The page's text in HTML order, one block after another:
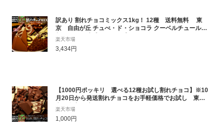
訳あり 割れチョコミックス1kg！ 12種 送料無料 東
京 自由が丘 チュべ・ド・ショコラ クーベルチュール
割れチョコ 山盛り メガ盛り お徳用サイズ チョコレ
ート
楽天市場
3,434円
【1000円ポッキリ 選べる12種お試し割れチョコ】※10
月20日から発送割れチョコをお手軽価格でお試し 東
京 自由が丘 チュべ・ド・ショコラ クーベルチュール
割れチョコ ラッピング・ギフトバッグ不可
楽天市場
1,000円